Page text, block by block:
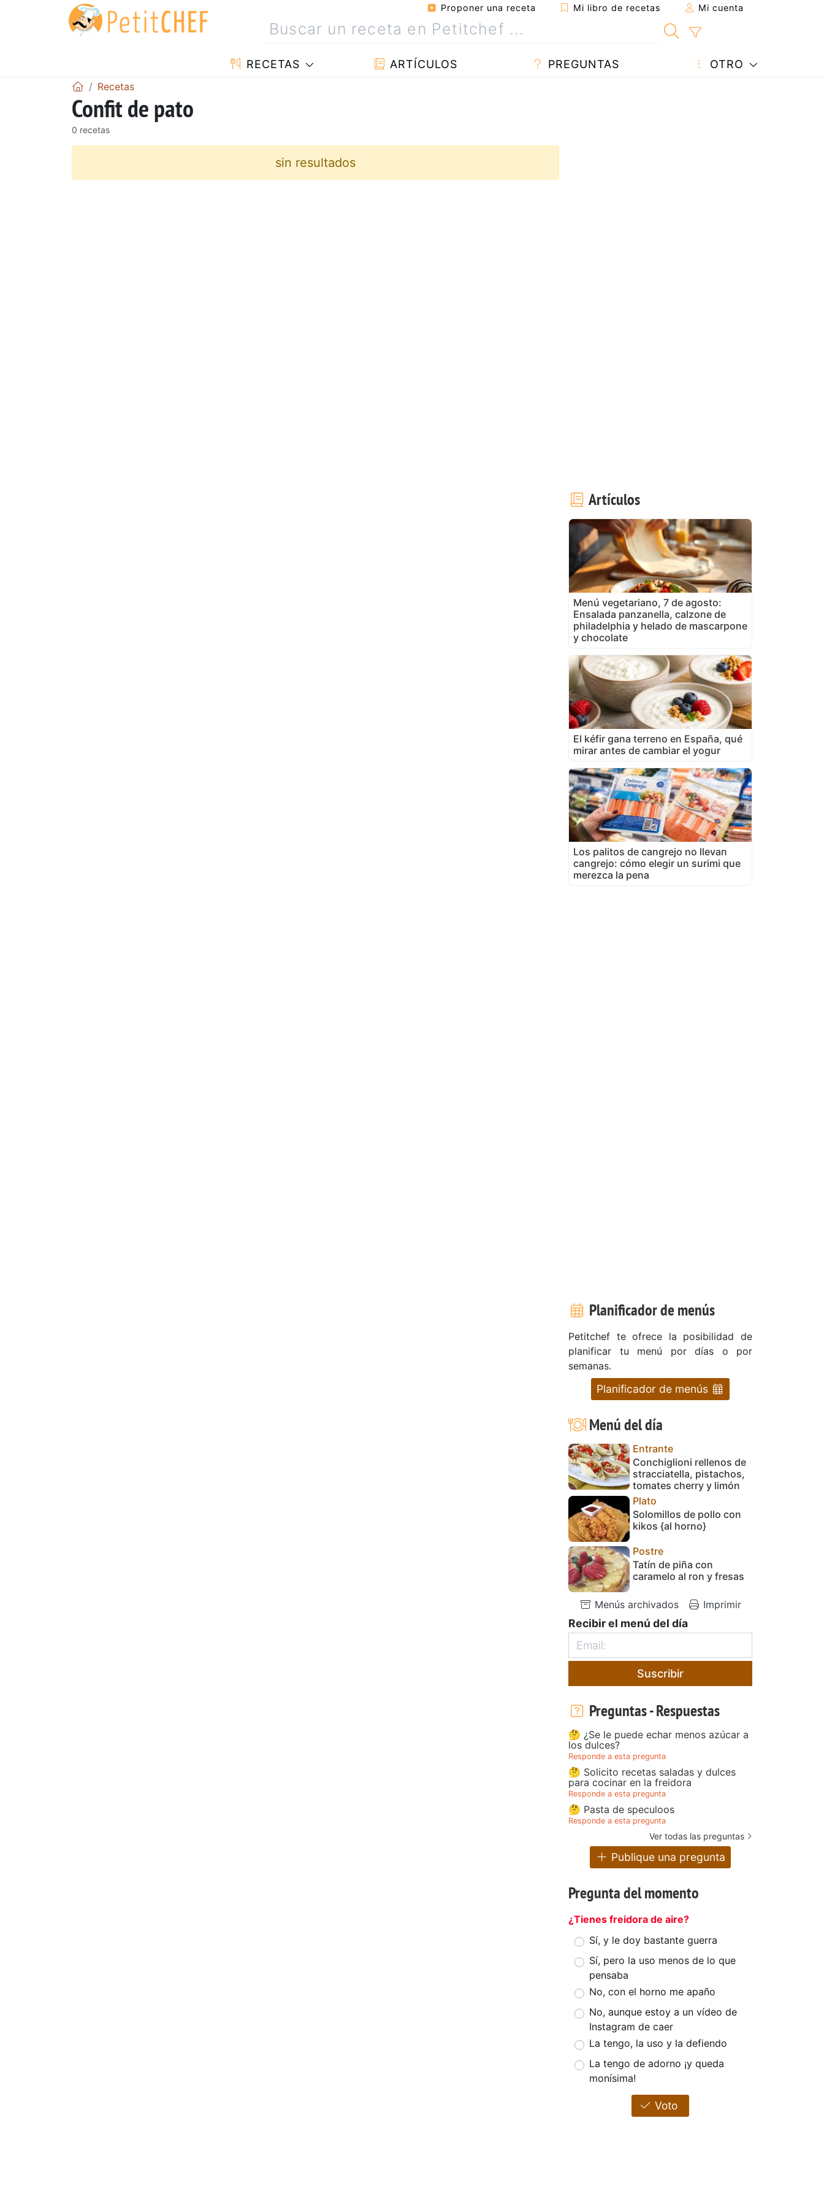
Proponer una receta Mi libro de recetas Mi cuenta
RECETAS ARTÍCULOS PREGUNTAS OTRO
Recetas
Confit de pato
0 recetas
sin resultados
Artículos
Menú vegetariano, 7 de agosto:
Ensalada panzanella, calzone de
philadelphia y helado de mascarpone
y chocolate
El kéfir gana terreno en España, qué
mirar antes de cambiar el yogur
Los palitos de cangrejo no llevan
cangrejo: cómo elegir un surimi que
merezca la pena
Planificador de menús
Petitchef te ofrece la posibilidad de
planificar tu menú por días o por
semanas.
Planificador de menús
Menú del día
Entrante
Conchiglioni rellenos de
stracciatella, pistachos,
tomates cherry y limón
Plato
Solomillos de pollo con
kikos {al horno}
Postre
Tatín de piña con
caramelo al ron y fresas
Menús archivados Imprimir
Recibir el menú del día
Suscribir
Preguntas - Respuestas
🤔 ¿Se le puede echar menos azúcar a
los dulces?
Responde a esta pregunta
🤔 Solicito recetas saladas y dulces
para cocinar en la freidora
Responde a esta pregunta
🤔 Pasta de speculoos
Responde a esta pregunta
Ver todas las preguntas
Publique una pregunta
Pregunta del momento
¿Tienes freidora de aire?
Sí, y le doy bastante guerra
Sí, pero la uso menos de lo que
pensaba
No, con el horno me apaño
No, aunque estoy a un vídeo de
Instagram de caer
La tengo, la uso y la defiendo
La tengo de adorno ¡y queda
monísima!
Voto